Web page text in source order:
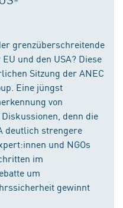
grenzüberschreitende
und den USA? Diese
Sitzung der ANEC
Eine jüngst
von
denn die
deutlich strengere
und NGOs
im
um
gewinnt